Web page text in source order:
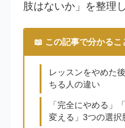
肢はないか」を整理し
📖 この記事で分かるこ
レッスンをやめた
ちる人の違い
「完全にやめる」
変える」3つの選択